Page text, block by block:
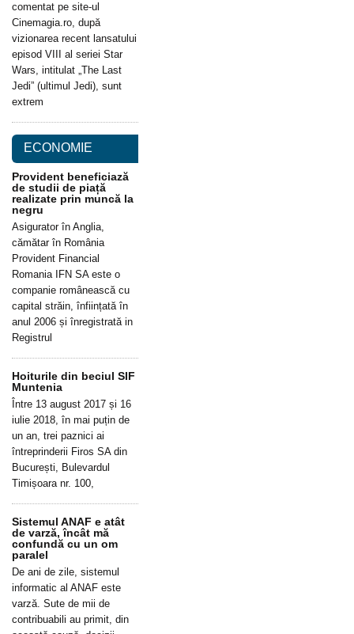
comentat pe site-ul
Cinemagia.ro, după
vizionarea recent lansatului
episod VIII al seriei Star
Wars, intitulat „The Last
Jedi” (ultimul Jedi), sunt
extrem
ECONOMIE
Provident beneficiază
de studii de piață
realizate prin muncă la
negru
Asigurator în Anglia,
cămătar în România
Provident Financial
Romania IFN SA este o
companie românească cu
capital străin, înființată în
anul 2006 și înregistrată in
Registrul
Hoiturile din beciul SIF
Muntenia
Între 13 august 2017 și 16
iulie 2018, în mai puțin de
un an, trei paznici ai
întreprinderii Firos SA din
București, Bulevardul
Timișoara nr. 100,
Sistemul ANAF e atât
de varză, încât mă
confundă cu un om
paralel
De ani de zile, sistemul
informatic al ANAF este
varză. Sute de mii de
contribuabili au primit, din